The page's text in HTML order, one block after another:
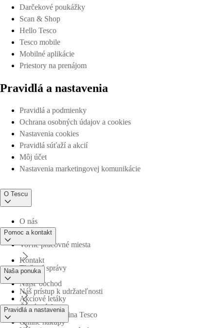
Darčekové poukážky
Scan & Shop
Hello Tesco
Tesco mobile
Mobilné aplikácie
Priestory na prenájom
Pravidlá a nastavenia
Pravidlá a podmienky
Ochrana osobných údajov a cookies
Nastavenia cookies
Pravidlá súťaží a akcií
Môj účet
Nastavenia marketingovej komunikácie
O Tescu
O nás
Voľné pracovné miesta
Tlačové správy
Náš prístup k udržateľnosti
Obchodná skupina Tesco
Pomoc a kontakt
Kontakt
Nájsť obchod
Časté otázky
Naša ponuka
Akciové letáky
Online nákupy
Pravidlá a nastavenia